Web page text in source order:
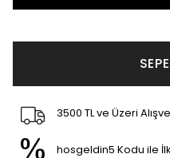
3500 TL ve Üzeri
hosgeldin5 Kodu ile